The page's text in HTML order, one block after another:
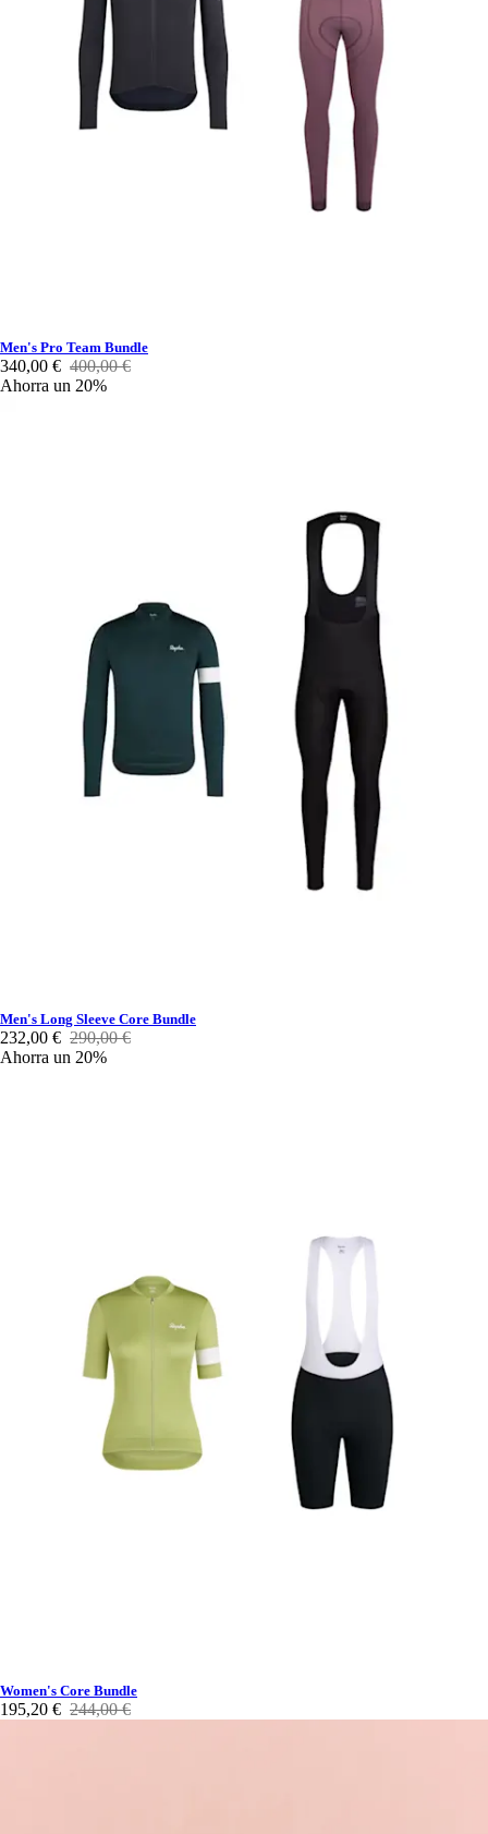
Men's Pro Team Bundle
340,00 € 400,00 €
Ahorra un 20%
Men's Long Sleeve Core Bundle
232,00 € 290,00 €
Ahorra un 20%
Women's Core Bundle
195,20 € 244,00 €